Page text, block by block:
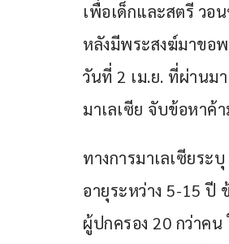
เพื่อเด็กและสตรี วอ
หลังมีพระสงฆ์มาขอ
วันที่ 2 เม.ย. ที่ผ่านม
มาเลเซีย จับข้อหาค้
ทางการมาเลเซียร
อายุระหว่าง 5-15 ปี
ผู้ปกครอง 20 กว่าค